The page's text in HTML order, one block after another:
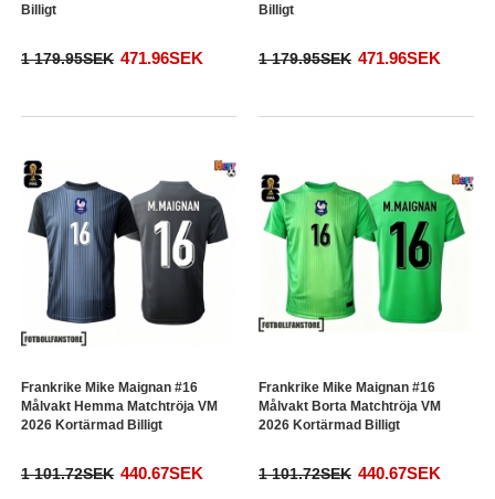
Billigt
1 179.95SEK 471.96SEK
Billigt
1 179.95SEK 471.96SEK
Frankrike Mike Maignan #16
Målvakt Hemma Matchtröja VM
2026 Kortärmad Billigt
1 101.72SEK 440.67SEK
Frankrike Mike Maignan #16
Målvakt Borta Matchtröja VM
2026 Kortärmad Billigt
1 101.72SEK 440.67SEK